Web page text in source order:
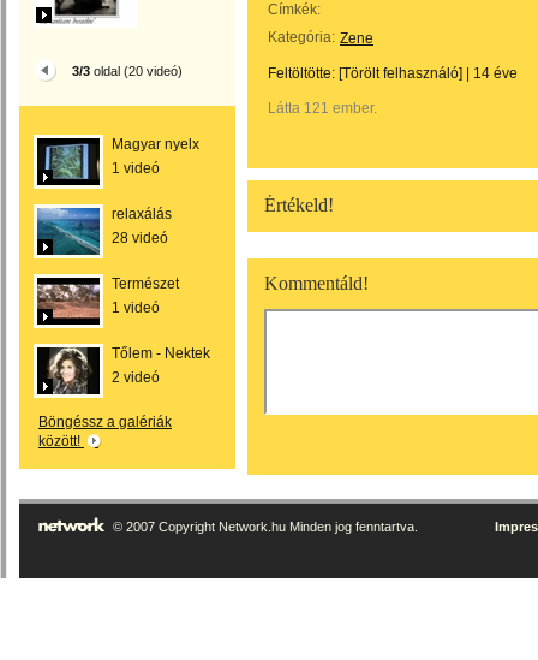
3/3 oldal (20 videó)
Magyar nyelx
1 videó
relaxálás
28 videó
Természet
1 videó
Tőlem - Nektek
2 videó
Böngéssz a galériák
között!
Címkék:
Kategória: Zene
Feltöltötte: [Törölt felhasználó] 14 éve
Látta 121 ember.
Értékeld!
Kommentáld!
© 2007 Copyright Network.hu Minden jog fenntartva.